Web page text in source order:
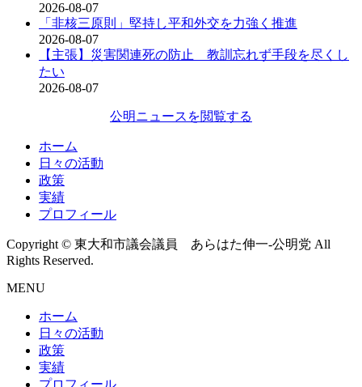
2026-08-07
「非核三原則」堅持し平和外交を力強く推進
2026-08-07
【主張】災害関連死の防止 教訓忘れず手段を尽くし
たい
2026-08-07
公明ニュースを閲覧する
ホーム
日々の活動
政策
実績
プロフィール
Copyright © 東大和市議会議員 あらはた伸一-公明党 All
Rights Reserved.
MENU
ホーム
日々の活動
政策
実績
プロフィール